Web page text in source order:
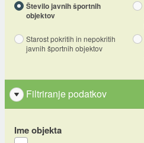
Število javnih športnih
objektov
Starost pokritih in nepokritih
javnih športnih objektov
Filtriranje podatkov
Ime objekta